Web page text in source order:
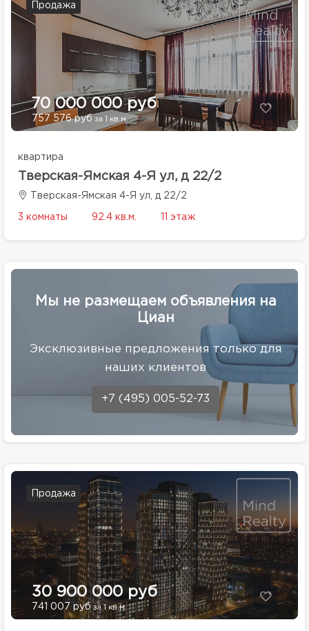
Продажа
70 000 000 руб
757 576 руб за 1 кв.м.
квартира
Тверская-Ямская 4-Я ул, д 22/2
Тверская-Ямская 4-Я ул, д 22/2
3 комнаты 92.4 кв.м. 11 этаж
Мы не размещаем объявления на
Циан
Эксклюзивные предложения только для
наших клиентов
+7 (495) 005-52-73
Продажа
30 900 000 руб
741 007 рубза 1 кв.м.